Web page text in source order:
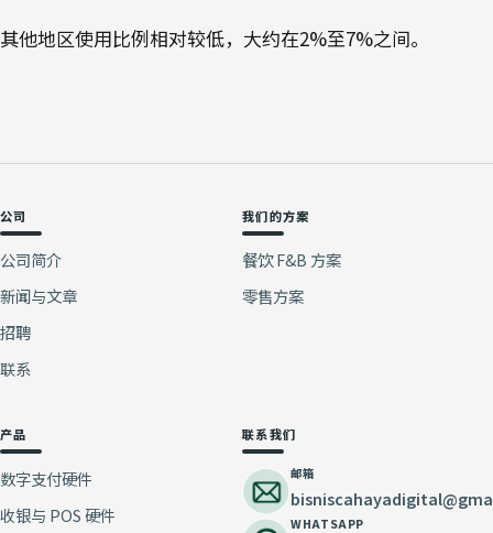
其他地区使用比例相对较低，大约在2%至7%之间。
公司
公司简介
新闻与文章
招聘
联系
我们的方案
餐饮 F&B 方案
零售方案
产品
数字支付硬件
收银与 POS 硬件
联系我们
邮箱
WHATSAPP